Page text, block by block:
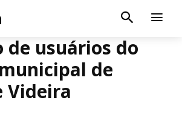
de usuários do
de
Videira